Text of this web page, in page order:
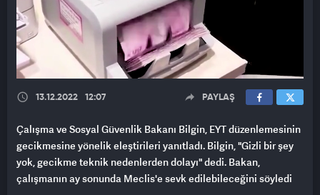
13.12.2022 12:07 PAYLAŞ
Çalışma ve Sosyal Güvenlik Bakanı Bilgin, EYT düzenlemesinin
gecikmesine yönelik eleştirileri yanıtladı. Bilgin, "Gizli bir şey
yok, gecikme teknik nedenlerden dolayı" dedi. Bakan,
çalışmanın ay sonunda Meclis'e sevk edilebileceğini söyledi